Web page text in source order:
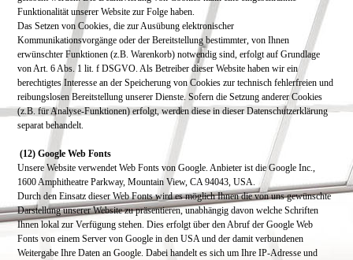
Funktionalität unserer Website zur Folge haben.
Das Setzen von Cookies, die zur Ausübung elektronischer
Kommunikationsvorgänge oder der Bereitstellung bestimmter, von Ihnen
erwünschter Funktionen (z.B. Warenkorb) notwendig sind, erfolgt auf Grundlage
von Art. 6 Abs. 1 lit. f DSGVO. Als Betreiber dieser Website haben wir ein
berechtigtes Interesse an der Speicherung von Cookies zur technisch fehlerfreien und
reibungslosen Bereitstellung unserer Dienste. Sofern die Setzung anderer Cookies
(z.B. für Analyse-Funktionen) erfolgt, werden diese in dieser Datenschutzerklärung
separat behandelt.
(12) Google Web Fonts
Unsere Website verwendet Web Fonts von Google. Anbieter ist die Google Inc.,
1600 Amphitheatre Parkway, Mountain View, CA 94043, USA.
Durch den Einsatz dieser Web Fonts wird es möglich Ihnen die von uns gewünschte
Darstellung unserer Website zu präsentieren, unabhängig davon welche Schriften
Ihnen lokal zur Verfügung stehen. Dies erfolgt über den Abruf der Google Web
Fonts von einem Server von Google in den USA und der damit verbundenen
Weitergabe Ihre Daten an Google. Dabei handelt es sich um Ihre IP-Adresse und